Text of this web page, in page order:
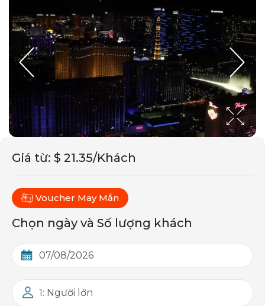
Giá từ: $ 21.35/Khách
Voucher May Mắn
Chọn ngày và Số lượng khách
1: Người lớn